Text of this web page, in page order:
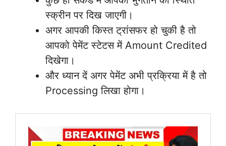
स्क्रीन पर दिख जाएगी।
अगर आपकी किस्त ट्रांसफर हो चुकी है तो
आपको पेमेंट स्टेटस में Amount Credited
दिखेगा।
और ध्यान दें अगर पेमेंट अभी प्रक्रिया में है तो
Processing लिखा होगा।